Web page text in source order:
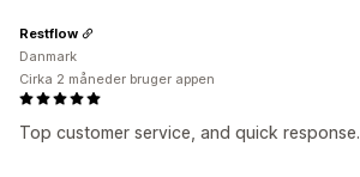
Top customer service, and quick response.
Restflow
Danmark
Cirka 2 måneder bruger appen